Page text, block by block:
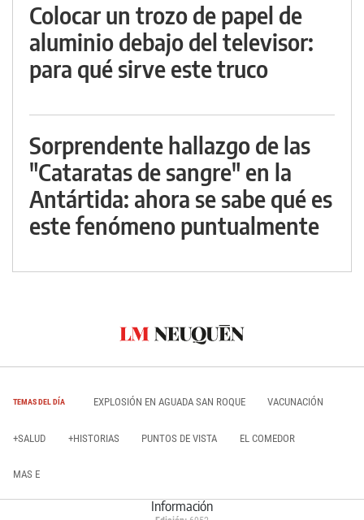
Colocar un trozo de papel de
aluminio debajo del televisor:
para qué sirve este truco
Sorprendente hallazgo de las
"Cataratas de sangre" en la
Antártida: ahora se sabe qué es
este fenómeno puntualmente
TEMAS DEL DÍA EXPLOSIÓN EN AGUADA SAN ROQUE VACUNACIÓN
+SALUD +HISTORIAS PUNTOS DE VISTA EL COMEDOR
MAS E
Información